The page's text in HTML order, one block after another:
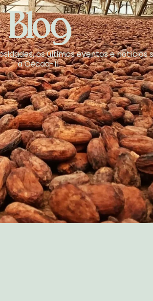
Blog
os últimos eventos e notícias
a Cecaq-11.